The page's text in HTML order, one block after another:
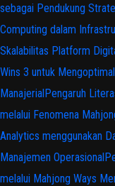
sebagai Pendukung
Computing dalam
Skalabilitas Platform
Wins 3 untuk
ManajerialPengaruh
melalui Fenomena
Analytics menggunakan
Manajemen Operasional
melalui Mahjong Ways